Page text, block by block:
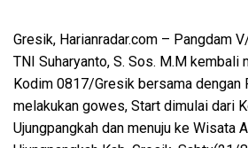
Gresik, Harianradar.com – Pangdam
TNI Suharyanto, S. Sos. M.M kembali
Kodim 0817/Gresik bersama dengan
melakukan gowes, Start dimulai dari
Ujungpangkah dan menuju ke Wisata